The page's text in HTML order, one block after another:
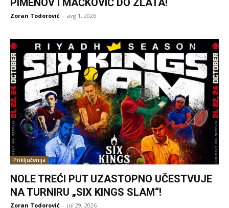
PIMENOV I MAČKOVIĆ DO ZLATA!
Zoran Todorović - avg 1, 2026
Priključenija
NOLE TREĆI PUT UZASTOPNO UČESTVUJE
NA TURNIRU „SIX KINGS SLAM“!
Zoran Todorović - jul 29, 2026